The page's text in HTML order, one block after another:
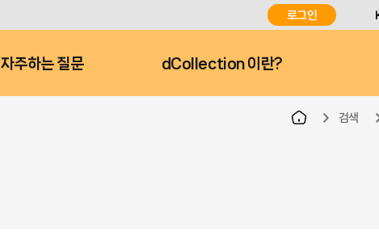
로그인
자주하는 질문 dCollection 이란?
검색